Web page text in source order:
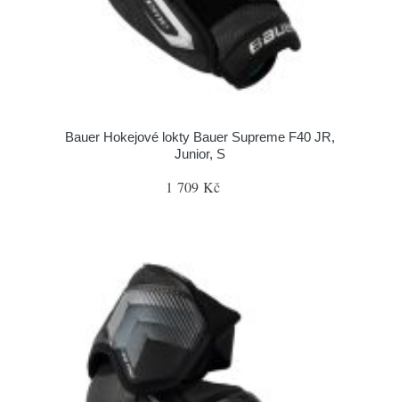
Bauer Hokejové lokty Bauer Supreme F40 JR,
Junior, S
1 709 Kč